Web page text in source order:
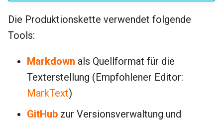
Die Produktionskette verwendet folgende
Tools:
Markdown als Quellformat für die
Texterstellung (Empfohlener Editor:
MarkText)
GitHubzur Versionsverwaltung und